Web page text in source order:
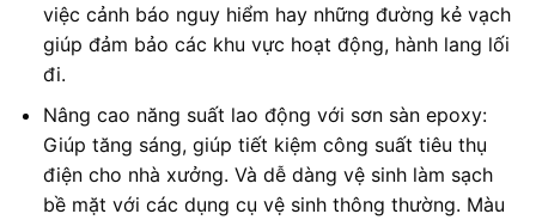
việc cảnh báo nguy hiểm hay những đường kẻ vạch
giúp đảm bảo các khu vực hoạt động, hành lang lối
đi.
Nâng cao năng suất lao động với sơn sàn epoxy:
Giúp tăng sáng, giúp tiết kiệm công suất tiêu thụ
điện cho nhà xưởng. Và dễ dàng vệ sinh làm sạch
bề mặt với các dụng cụ vệ sinh thông thường. Màu